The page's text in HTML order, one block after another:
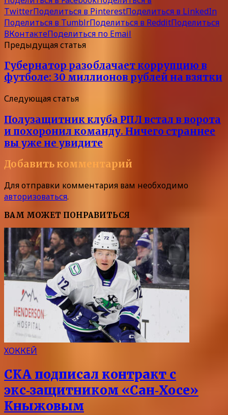
TwitterПоделиться в PinterestПоделиться в LinkedIn
Поделиться в TumblrПоделиться в RedditПоделиться
ВКонтактеПоделиться по Email
Предыдущая статья
Губернатор разоблачает коррупцию в
футболе: 30 миллионов рублей на взятки
Следующая статья
Полузащитник клуба РПЛ встал в ворота
и похоронил команду. Ничего страннее
вы уже не увидите
Добавить комментарий
Для отправки комментария вам необходимо
авторизоваться.
ВАМ МОЖЕТ ПОНРАВИТЬСЯ
ХОККЕЙ
СКА подписал контракт с
экс‑защитником «Сан‑Хосе»
Кныжовым